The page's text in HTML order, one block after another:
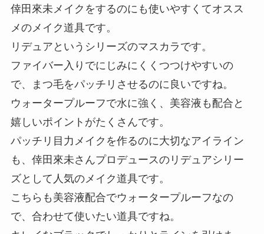
倖田來未メイクをするのにも使いやすくてオスス
メのメイク道具です。
リデュアというシリーズのマスカラです。
ファイバー入りでにじみにくくつつけやすいの
で、まつ毛をパッチリさせるのに良いですね。
ウォータープルーフで水に強く、美容液も配合と
嬉しいポイントがたくさんです。
パッチリ目力メイクを作るのに大切なアイライン
も、倖田來未さんプロデュースのリデュアシリー
ズとして人気のメイク道具です。
こちらも美容液配合でウォータープルーフなの
で、合わせて使いたい道具ですね。